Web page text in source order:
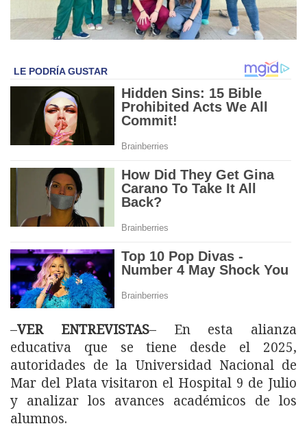
–VER ENTREVISTAS– En esta alianza
educativa que se tiene desde el 2025,
autoridades de la Universidad Nacional de
Mar del Plata visitaron el Hospital 9 de Julio
y analizar los avances académicos de los
alumnos.